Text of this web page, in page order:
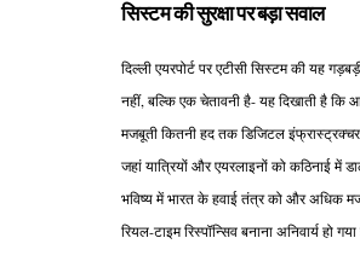
सिस्टम की सुरक्षा पर बड़ा सवाल
दिल्ली एयरपोर्ट पर एटीसी सिस्टम की यह
नहीं, बल्कि एक चेतावनी है- यह दिखाती है कि
मजबूती कितनी हद तक डिजिटल
जहां यात्रियों और एयरलाइनों को कठिनाई में
भविष्य में भारत के हवाई तंत्र को और अधिक
रियल-टाइम रिस्पॉन्सिव बनाना अनिवार्य हो